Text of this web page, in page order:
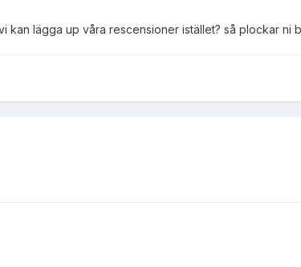
lägga up våra rescensioner istället? så plockar ni